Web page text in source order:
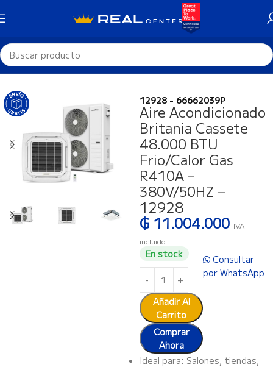
Inicio Climatización Aire Acondicionado
12928 - 66662039P
Aire Acondicionado
Britania Cassete
48.000 BTU
Frio/Calor Gas
R410A –
380V/50HZ –
12928
₲ 11.004.000 IVA
incluido
En stock
Añadir Al
Carrito
Comprar
Ahora
Consultar
por WhatsApp
Ideal para: Salones, tiendas,